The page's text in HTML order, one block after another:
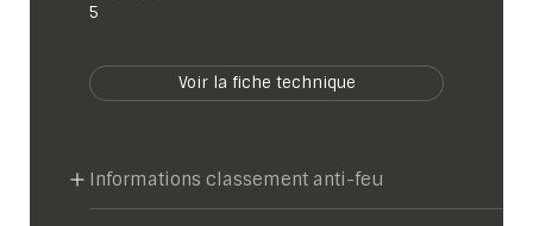
5
Voir la fiche technique
Informations classement anti-feu